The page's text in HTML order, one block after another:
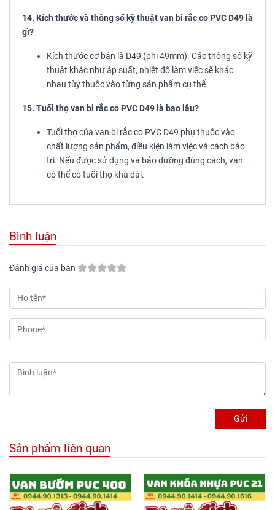
14. Kích thước và thông số kỹ thuật van bi rắc co PVC D49 là
gì?
Kích thước cơ bản là D49 (phi 49mm). Các thông số kỹ
thuật khác như áp suất, nhiệt độ làm việc sẽ khác
nhau tùy thuộc vào từng sản phẩm cụ thể.
15. Tuổi thọ van bi rắc co PVC D49 là bao lâu?
Tuổi thọ của van bi rắc co PVC D49 phụ thuộc vào
chất lượng sản phẩm, điều kiện làm việc và cách bảo
trì. Nếu được sử dụng và bảo dưỡng đúng cách, van
có thể có tuổi thọ khá dài.
Bình luận
Đánh giá của bạn
Gửi
Sản phẩm liên quan